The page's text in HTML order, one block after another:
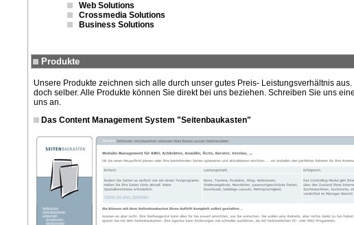
Web Solutions
Crossmedia Solutions
Business Solutions
Produkte
Unsere Produkte zeichnen sich alle durch unser gutes Preis- Leistungsverhältnis
doch selber. Alle Produkte können Sie direkt bei uns beziehen. Schreiben Sie uns eine
uns an.
Das Content Management System "Seitenbaukasten"